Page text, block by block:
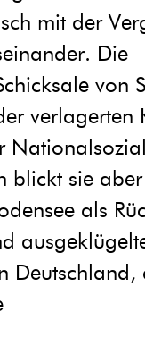
mit der
Die
von
verlagerten
blickt sie
als
Deutschland,